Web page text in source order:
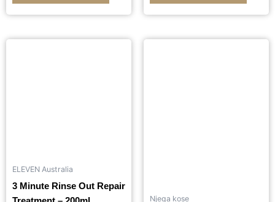
ELEVEN Australia
3 Minute Rinse Out Repair
Njega kose